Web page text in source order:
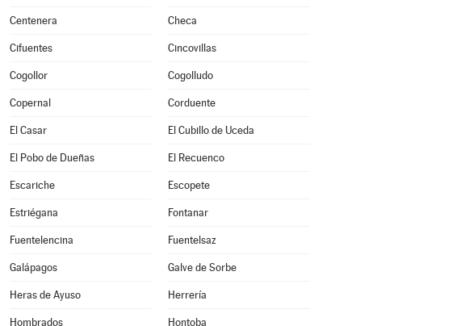
Centenera Checa
Cifuentes Cincovillas
Cogollor Cogolludo
Copernal Corduente
El Casar El Cubillo de Uceda
El Pobo de Dueñas El Recuenco
Escariche Escopete
Estriégana Fontanar
Fuentelencina Fuentelsaz
Galápagos Galve de Sorbe
Heras de Ayuso Herrería
Hombrados Hontoba